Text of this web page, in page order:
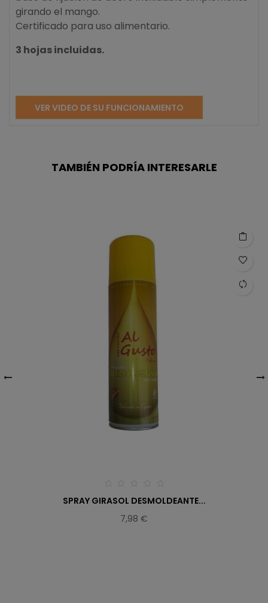
girando el mango.
Certificado para uso alimentario.
3 hojas incluidas.
VER VIDEO DE SU FUNCIONAMIENTO
TAMBIÉN PODRÍA INTERESARLE
SPRAY GIRASOL DESMOLDEANTE...
7,98 €